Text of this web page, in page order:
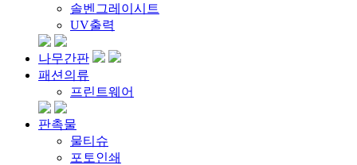
솔벤그레이시트
UV출력
나무간판
패션의류
프린트웨어
판촉물
물티슈
포토인쇄